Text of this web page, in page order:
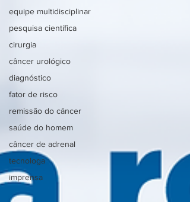
equipe multidisciplinar
pesquisa científica
cirurgia
câncer urológico
diagnóstico
fator de risco
remissão do câncer
saúde do homem
câncer de adrenal
tecnologa
imprensa